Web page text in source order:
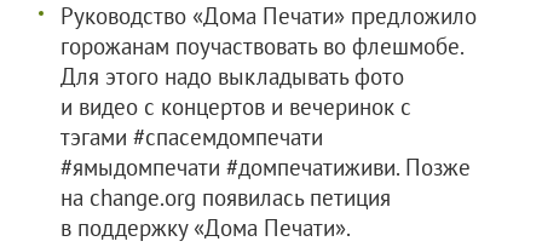
Руководство «Дома Печати» предложило
горожанам поучаствовать во флешмобе.
Для этого надо выкладывать фото
и видео с концертов и вечеринок c
тэгами #спасемдомпечати
#ямыдомпечати #домпечатиживи. Позже
на change.org появилась петиция
в поддержку «Дома Печати».